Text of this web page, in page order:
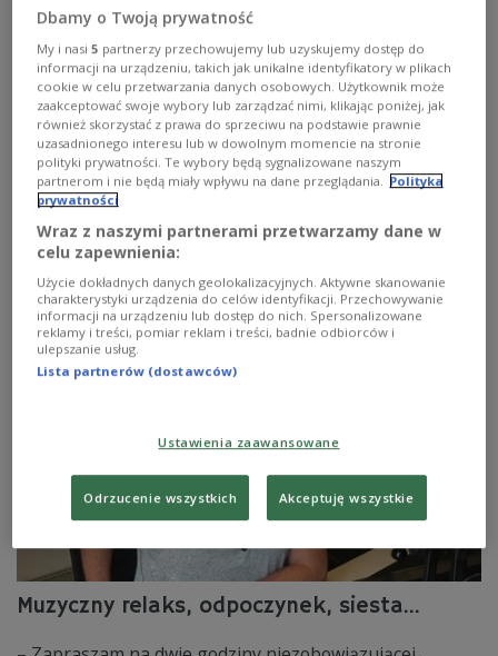
Muzyczny relaks, odpoczynek, siesta…
– Zapraszam na dwie godziny niezobowiązującej,
nieskrępowanej muzyki przyjaznej człowiekowi… –
zachęca co niedzielę Marcin Kydryński.
Zobacz więcej na temat:
Muzyczny relaks, odpoczynek, siesta...
Dbamy o Twoją prywatność
My i nasi5 partnerzy przechowujemy lub uzyskujemy dostęp do
informacji na urządzeniu, takich jak unikalne identyfikatory w plikach
cookie w celu przetwarzania danych osobowych. Użytkownik może
zaakceptować swoje wybory lub zarządzać nimi, klikając poniżej, jak
również skorzystać z prawa do sprzeciwu na podstawie prawnie
uzasadnionego interesu lub w dowolnym momencie na stronie
polityki prywatności. Te wybory będą sygnalizowane naszym
partnerom i nie będą miały wpływu na dane przeglądania. Polityka
prywatności
Wraz z naszymi partnerami przetwarzamy dane w
celu zapewnienia:
Użycie dokładnych danych geolokalizacyjnych. Aktywne skanowanie
charakterystyki urządzenia do celów identyfikacji. Przechowywanie
informacji na urządzeniu lub dostęp do nich. Spersonalizowane
reklamy i treści, pomiar reklam i treści, badnie odbiorców i
ulepszanie usług.
Lista partnerów (dostawców)
Ustawienia zaawansowane
Odrzucenie wszystkich Akceptuję wszystkie